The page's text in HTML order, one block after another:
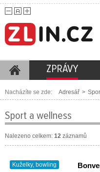
ZPRÁVY
Nacházíte se zde: Adresář >
Sport a wellness
Nalezeno celkem: 12 záznamů
Kuželky, bowling